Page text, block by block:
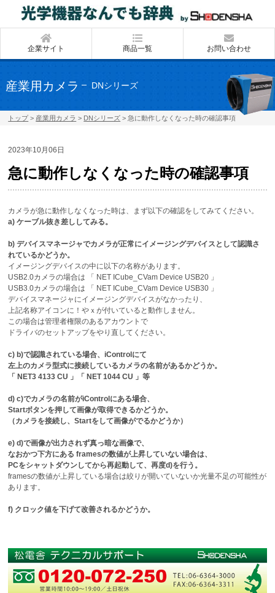
企業サイト 商品一覧 お問い合わせ
産業用カメラ DNシリーズ
トップ> 産業用カメラ > DNシリーズ > 急に動作しなくなった時の確認事項
2023年10月06日
急に動作しなくなった時の確認事項
カメラが急に動作しなくなった時は、まず以下の確認をしてみてください。
a) ケーブル抜き差ししてみる。
b) デバイスマネージャでカメラが正常にイメージングデバイスとして認識さ
れているかどうか。
イメージングデバイスの中に以下の名称があります。
USB2.0カメラの場合は 「 NET ICube_CVam Device USB20 」
USB3.0カメラの場合は 「 NET ICube_CVam Device USB30 」
デバイスマネージャにイメージングデバイスがなかったり、
上記名称アイコンに！やｘが付いていると動作しません。
この場合は管理者権限のあるアカウントで
ドライバのセットアップをやり直してください。
c) b)で認識されている場合、iControlにて
左上のカメラ型式に接続しているカメラの名前があるかどうか。
「 NET3 4133 CU 」「 NET 1044 CU 」等
d) c)でカメラの名前がiControlにある場合、
Startボタンを押して画像が取得できるかどうか。
（カメラを接続し、Startをして画像がでるかどうか）
e) d)で画像が出力されず真っ暗な画像で、
なおかつ下方にある framesの数値が上昇していない場合は、
PCをシャットダウンしてから再起動して、再度d)を行う。
framesの数値が上昇している場合は絞りが開いていないか光量不足の可能性が
あります。
f) クロック値を下げて改善されるかどうか。